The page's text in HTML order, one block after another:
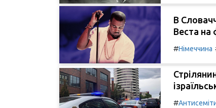
В
Веста на
#Німеччина
#